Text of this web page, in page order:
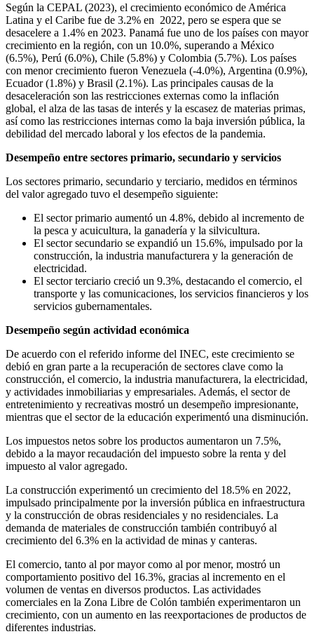
Según la CEPAL (2023), el crecimiento económico de América
Latina y el Caribe fue de 3.2% en 2022, pero se espera que se
desacelere a 1.4% en 2023. Panamá fue uno de los países con mayor
crecimiento en la región, con un 10.0%, superando a México
(6.5%), Perú (6.0%), Chile (5.8%) y Colombia (5.7%). Los países
con menor crecimiento fueron Venezuela (-4.0%), Argentina (0.9%),
Ecuador (1.8%) y Brasil (2.1%). Las principales causas de la
desaceleración son las restricciones externas como la inflación
global, el alza de las tasas de interés y la escasez de materias primas,
así como las restricciones internas como la baja inversión pública, la
debilidad del mercado laboral y los efectos de la pandemia.
Desempeño entre sectores primario, secundario y servicios
Los sectores primario, secundario y terciario, medidos en términos
del valor agregado tuvo el desempeño siguiente:
El sector primario aumentó un 4.8%, debido al incremento de
la pesca y acuicultura, la ganadería y la silvicultura.
El sector secundario se expandió un 15.6%, impulsado por la
construcción, la industria manufacturera y la generación de
electricidad.
El sector terciario creció un 9.3%, destacando el comercio, el
transporte y las comunicaciones, los servicios financieros y los
servicios gubernamentales.
Desempeño según actividad económica
De acuerdo con el referido informe del INEC, este crecimiento se
debió en gran parte a la recuperación de sectores clave como la
construcción, el comercio, la industria manufacturera, la electricidad,
y actividades inmobiliarias y empresariales. Además, el sector de
entretenimiento y recreativas mostró un desempeño impresionante,
mientras que el sector de la educación experimentó una disminución.
Los impuestos netos sobre los productos aumentaron un 7.5%,
debido a la mayor recaudación del impuesto sobre la renta y del
impuesto al valor agregado.
La construcción experimentó un crecimiento del 18.5% en 2022,
impulsado principalmente por la inversión pública en infraestructura
y la construcción de obras residenciales y no residenciales. La
demanda de materiales de construcción también contribuyó al
crecimiento del 6.3% en la actividad de minas y canteras.
El comercio, tanto al por mayor como al por menor, mostró un
comportamiento positivo del 16.3%, gracias al incremento en el
volumen de ventas en diversos productos. Las actividades
comerciales en la Zona Libre de Colón también experimentaron un
crecimiento, con un aumento en las reexportaciones de productos de
diferentes industrias.